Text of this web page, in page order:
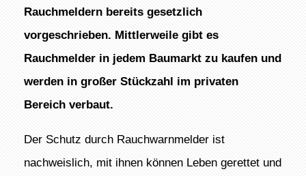
Rauchmeldern bereits gesetzlich
vorgeschrieben. Mittlerweile gibt es
Rauchmelder in jedem Baumarkt zu kaufen und
werden in großer Stückzahl im privaten
Bereich verbaut.
Der Schutz durch Rauchwarnmelder ist
nachweislich, mit ihnen können Leben gerettet und